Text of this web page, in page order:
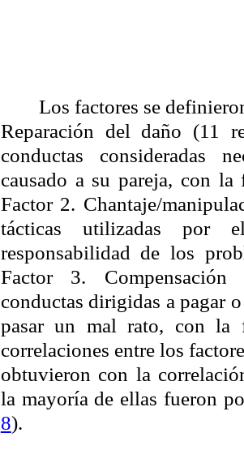
Los factores se
Reparación del daño (11
conductas consideradas
causado a su pareja, con
Factor 2. Chantaje/
tácticas utilizadas por
responsabilidad de los
Factor 3.
conductas dirigidas a pagar
pasar un mal rato, con la
correlaciones entre los
obtuvieron con la
la mayoría de ellas fueron
8).